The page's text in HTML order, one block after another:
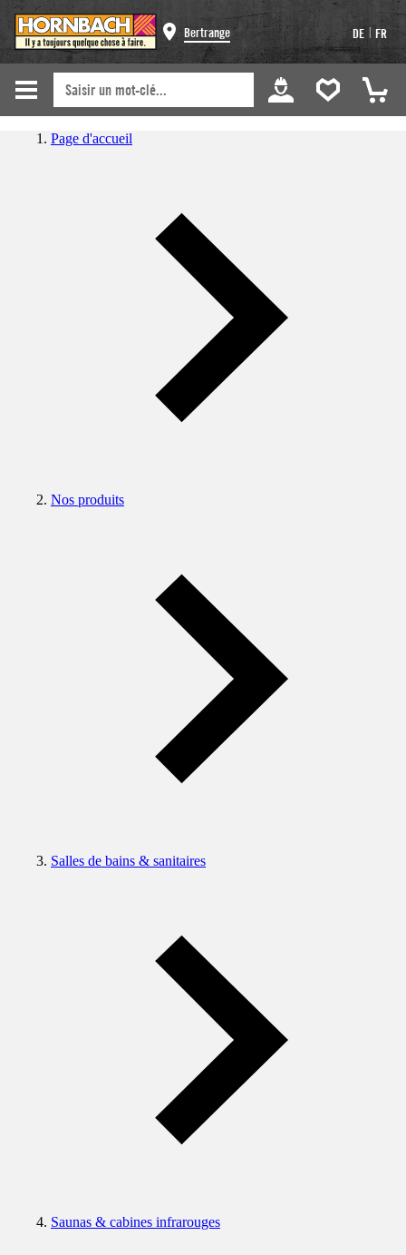
Bertrange DE | FR
Page d'accueil
Nos produits
Salles de bains & sanitaires
Saunas & cabines infrarouges